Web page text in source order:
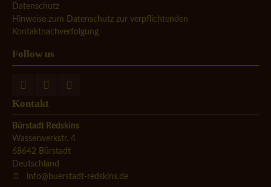
Datenschutz
Hinweise zum Datenschutz zur verpflichtenden
Kontaktnachverfolgung
Follow us
Kontakt
Bürstadt Redskins
Wasserwerkstr. 4
68642 Bürstadt
Deutschland
info@buerstadt-redskins.de